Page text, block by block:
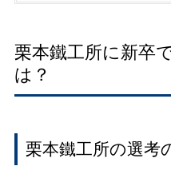
栗本鐵工所に新卒
は？
栗本鐵工所の選考